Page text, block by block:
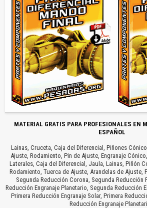
MATERIAL GRATIS PARA PROFESIONALES EN
ESPAÑOL
Lainas, Cruceta, Caja del Diferencial, Piñones
Ajuste, Rodamiento, Pin de Ajuste, Engranaje
Laterales, Caja del Diferencial, Jaula, Lainas, Piñón
Rodamiento, Tuerca de Ajuste, Arandelas de Ajuste,
Segunda Reducción Corona, Segunda Reducción
Reducción Engranaje Planetario, Segunda Reducción
Primera Reducción Engranaje Solar, Primera
Reducción Engranaje